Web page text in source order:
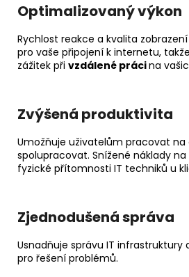
Optimalizovaný výkon
Rychlost reakce a kvalita
pro vaše připojení k internetu,
zážitek při vzdálené prácina
Zvýšená produktivita
Umožňuje uživatelům pracovat na
spolupracovat. Snížené náklady na
fyzické přítomnosti IT techniků u
Zjednodušená správa
Usnadňuje správu IT infrastruktury
pro řešení problémů.